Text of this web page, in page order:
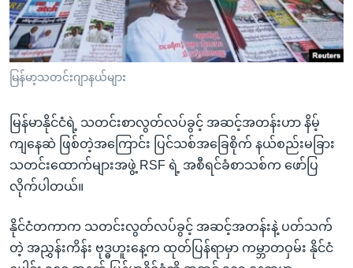
စာမျက်နှာ
သို့
ကျော်
ကြည့်
ရှာဖွေ
ရန်
နေရာ
သို့
ရန်
ဗွီအိုအေ လူမှုကွန်ယက်များ
ဘာသာစကားများ
မြန်မာ့သတင်းဂျာနယ်များ
မြန်မာနိုင်ငံရဲ့ သတင်းစာလွတ်လပ်ခွင့် အဆင့်အတန်းဟာ နိမ့်
ကျနေဆဲ ဖြစ်တဲ့အကြောင်း ပြင်သစ်အခြေစိုက် နယ်စည်းမခြား
သတင်းထောက်များအဖွဲ့ RSF ရဲ့ အစီရင်ခံစာသစ်က ဖော်ပြ
လိုက်ပါတယ်။
နိုင်ငံတကာက သတင်းလွတ်လပ်ခွင့် အဆင့်အတန်းနဲ့ ပတ်သက်
တဲ့ အညွှန်းကိန်း ဗုဒ္ဓဟူးနေ့က ထုတ်ပြန်ရာမှာ ကမ္ဘာတဝှမ်း နိုင်ငံ